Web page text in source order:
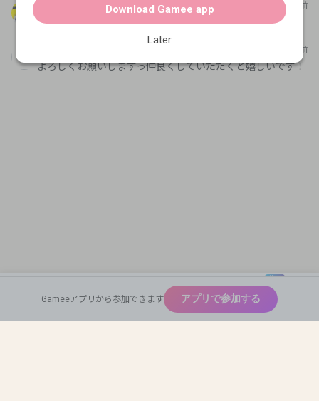
Auto Match
注目
広めたい
神ゲー
6か月前
よろしくお願いしますレートは7000代です初心者です
約2か月前
よろしくお願いしますっ仲良くしていただくと嬉しいです！
Gameeアプリから参加できます アプリで参加する
Download Gamee app
Later